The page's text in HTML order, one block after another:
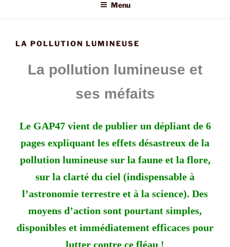
Menu
LA POLLUTION LUMINEUSE
La pollution lumineuse et
ses méfaits
Le GAP47 vient de publier un dépliant de 6
pages expliquant les effets désastreux de la
pollution lumineuse sur la faune et la flore,
sur la clarté du ciel (indispensable à
l’astronomie terrestre et à la science). Des
moyens d’action sont pourtant simples,
disponibles et immédiatement efficaces pour
lutter contre ce fléau !